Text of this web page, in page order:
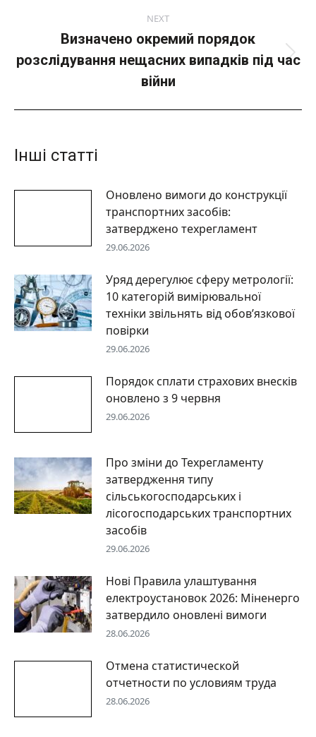
NEXT
Next
post:
Визначено окремий порядок
розслідування нещасних випадків під час
війни
Інші статті
Оновлено вимоги до конструкції
транспортних засобів:
затверджено техрегламент
29.06.2026
Уряд дерегулює сферу метрології:
10 категорій вимірювальної
техніки звільнять від обов’язкової
повірки
29.06.2026
Порядок сплати страхових внесків
оновлено з 9 червня
29.06.2026
Про зміни до Техрегламенту
затвердження типу
сільськогосподарських і
лісогосподарських транспортних
засобів
29.06.2026
Нові Правила улаштування
електроустановок 2026: Міненерго
затвердило оновлені вимоги
28.06.2026
Отмена статистической
отчетности по условиям труда
28.06.2026